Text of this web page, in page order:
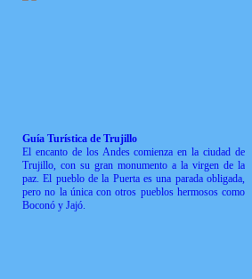
Guía Turística de Trujillo
El encanto de los Andes comienza en la ciudad de
Trujillo, con su gran monumento a la virgen de la
paz. El pueblo de la Puerta es una parada obligada,
pero no la única con otros pueblos hermosos como
Boconó y Jajó.